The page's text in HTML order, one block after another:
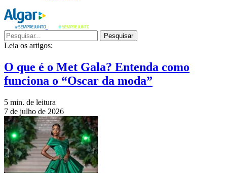
Pesquisar
Leia os artigos:
O que é o Met Gala? Entenda como
funciona o “Oscar da moda”
5 min. de leitura
7 de julho de 2026